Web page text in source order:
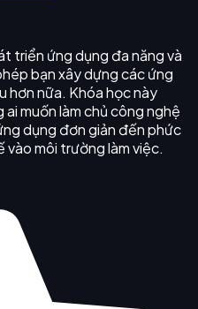
triển ứng dụng đa năng và
bạn xây dựng các ứng
hơn nữa. Khóa học này
muốn làm chủ công nghệ
dụng đơn giản đến phức
môi trường làm việc.